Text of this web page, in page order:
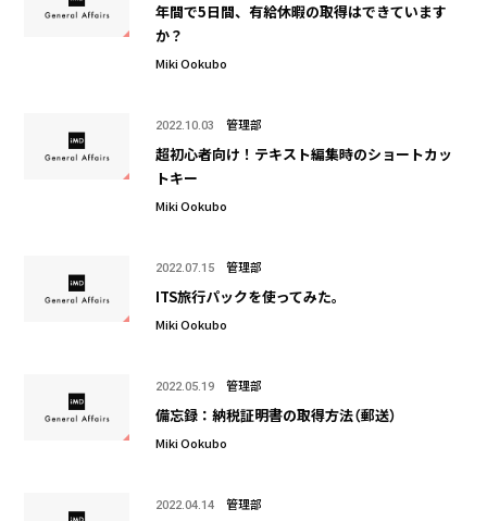
年間で5日間、有給休暇の取得はできています
か？
Miki Ookubo
2022.10.03 管理部
超初心者向け！テキスト編集時のショートカッ
トキー
Miki Ookubo
2022.07.15 管理部
ITS旅行パックを使ってみた。
Miki Ookubo
2022.05.19 管理部
備忘録：納税証明書の取得方法（郵送）
Miki Ookubo
2022.04.14 管理部